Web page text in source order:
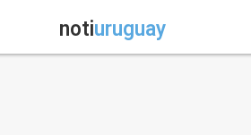
notiuruguay